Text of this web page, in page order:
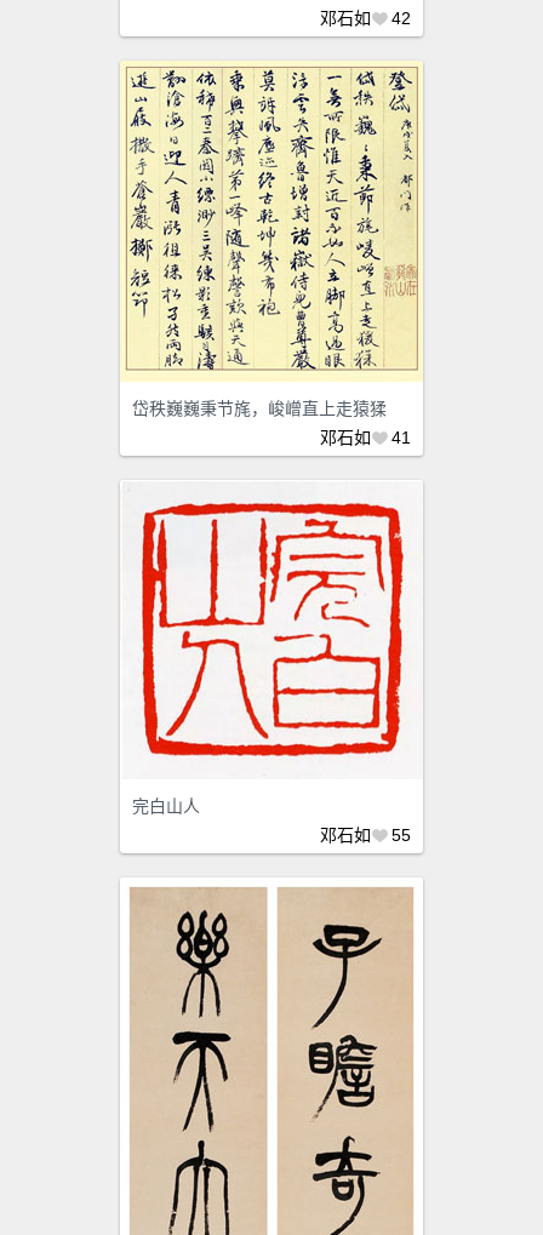
邓石如 42
岱秩巍巍秉节旄，峻嶒直上走猿猱
邓石如
41
完白山人
邓石如
55